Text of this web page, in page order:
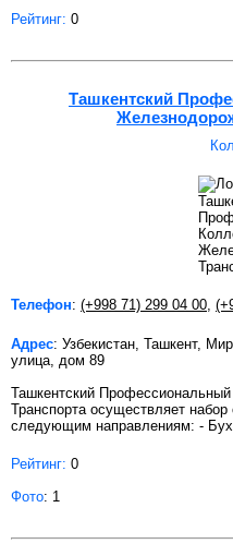
Рейтинг: 0
Ташкентский
Телефон: (+998 71) 299 04 00
Адрес: Узбекистан, Ташкент,
улица, дом 89
Ташкентский
Транспорта осуществляет
следующим направлениям: -
Рейтинг: 0
Фото: 1